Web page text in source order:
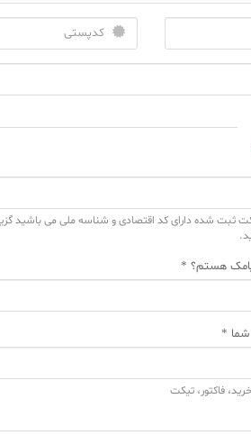
ثبت شده دارای کد اقتصادی و شناسه ملی می باشید
هستم؟ *
شما *
فاکتور، تیکت